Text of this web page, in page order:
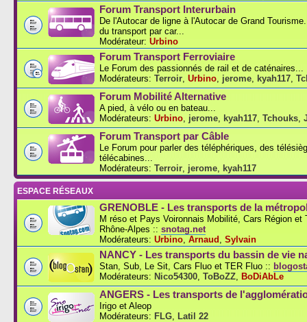
Forum Transport Interurbain
De l'Autocar de ligne à l'Autocar de Grand
du transport par car...
Modérateur: Urbino
Forum Transport Ferroviaire
Le Forum des passionnés de rail et de caténaires...
Modérateurs: Terroir Urbino jerome kyah117
Forum Mobilité Alternative
A pied, à vélo ou en bateau...
Modérateurs: Urbino jerome kyah117 Tchouks
Forum Transport par Câble
Le Forum pour parler des téléphériques, des
télécabines...
Modérateurs: Terroir jerome kyah117
ESPACE RÉSEAUX
GRENOBLE - Les transports de la
M réso et Pays Voironnais Mobilité, Cars Région et
Rhône-Alpes :: snotag.net
Modérateurs: Urbino Arnaud Sylvain
NANCY - Les transports du bassin de vie
Stan, Sub, Le Sit, Cars Fluo et TER Fluo ::
Modérateurs: Nico54300 ToBoZZ BoDiAbLe
ANGERS - Les transports de
Irigo et Aleop
Modérateurs: FLG Latil 22